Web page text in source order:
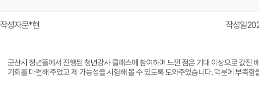
작성자문*현 작성일
군산시 청년뜰에서 진행된 청년강사 클래스에 참여하며 느낀 점은 기대 이상으로 값진
기회를 마련해 주었고 제 가능성을 시험해 볼 수 있도록 도와주었습니다. 덕분에 부족